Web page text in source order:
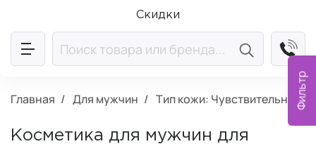
Фильтр
Скидки
Главная Для мужчин Тип кожи: Чувствительная
Косметика для мужчин для